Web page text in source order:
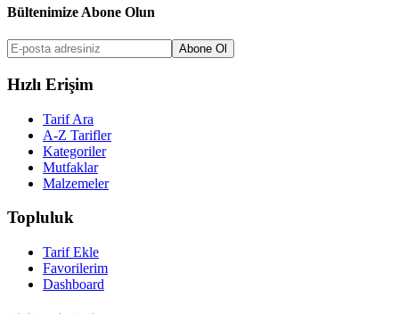
Bültenimize Abone Olun
Abone Ol
Hızlı Erişim
Tarif Ara
A-Z Tarifler
Kategoriler
Mutfaklar
Malzemeler
Topluluk
Tarif Ekle
Favorilerim
Dashboard